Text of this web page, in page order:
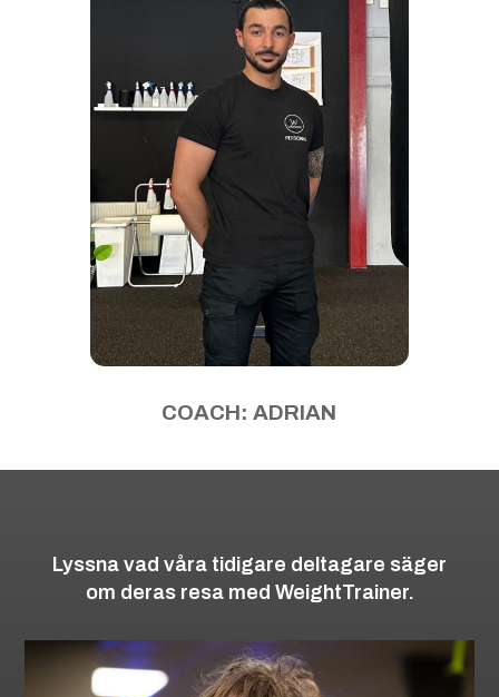
COACH: ADRIAN
Lyssna vad våra tidigare deltagare säger
om deras resa med WeightTrainer.